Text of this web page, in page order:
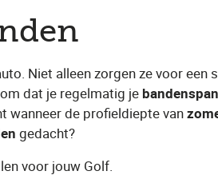
Niet alleen zorgen ze voor
dat je regelmatig je
wanneer de profieldiepte van
gedacht?
voor jouw Golf.